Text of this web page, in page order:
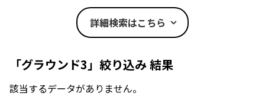
詳細検索はこちら
「グラウンド3」絞り込み 結果
該当するデータがありません。